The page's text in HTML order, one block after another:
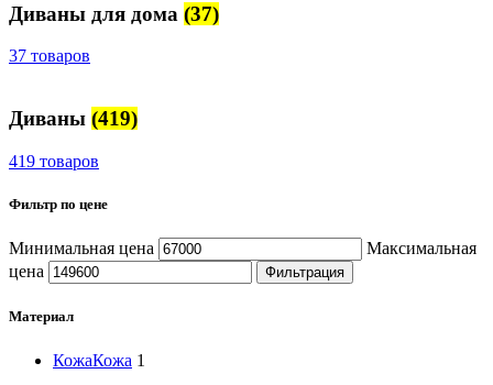
Диваны для дома (37)
37 товаров
Диваны (419)
419 товаров
Фильтр по цене
Минимальная цена
Максимальная
цена
Фильтрация
Материал
КожаКожа 1